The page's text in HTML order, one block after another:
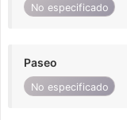
No especificado
Paseo
No especificado